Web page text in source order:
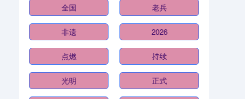
全国 老兵
非遗 2026
点燃 持续
光明 正式